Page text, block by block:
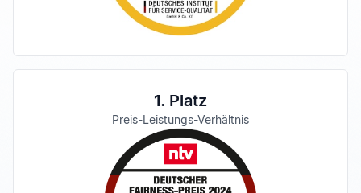
1. Platz
Preis-Leistungs-Verhältnis